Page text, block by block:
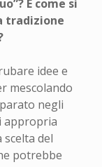
E come si
tradizione
idee e
mescolando
negli
appropria
scelta del
potrebbe